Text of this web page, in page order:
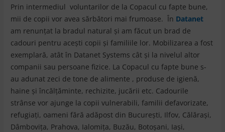
Prin intermediul voluntarilor de la Copacul cu fapte bune,
mii de copii vor avea sărbători mai frumoase. În Datanet
am renunţat la bradul natural şi am făcut un brad de
cadouri pentru aceşti copii şi familiile lor. Mobilizarea a fost
exemplară, atât în Datanet Systems cât şi la nivelul altor
companii sau persoane fizice. La Copacul cu fapte bune s-
au adunat zeci de tone de alimente , produse de igienă,
haine şi încălțăminte, rechizite, jucării etc. Cadourile
strânse vor ajunge la copii vulnerabili, familii defavorizate,
refugiați, oameni fără adăpost din București, Ilfov, Călărași,
Dâmbovița, Prahova, Ialomița, Buzău, Botoșani, Iași,